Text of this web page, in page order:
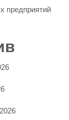
предприятий